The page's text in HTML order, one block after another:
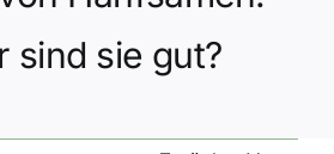
sind sie gut?